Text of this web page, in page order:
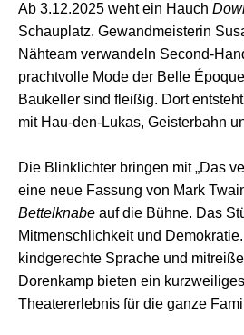
Ab 3.12.2025 weht ein Hauch
Schauplatz. Gewandmeisterin
Nähteam verwandeln Second-
prachtvolle Mode der Belle
Baukeller sind fleißig. Dort
mit Hau-den-Lukas, Geisterbahn
Die Blinklichter bringen mit „Das
eine neue Fassung von Mark
Bettelknabe auf die Bühne. Das
Mitmenschlichkeit und
kindgerechte Sprache und
Dorenkamp bieten ein
Theatererlebnis für die ganze